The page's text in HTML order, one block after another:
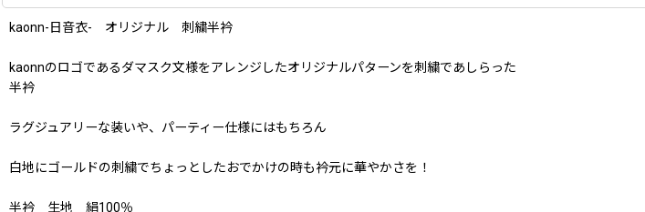
kaonn-日音衣- オリジナル 刺繍半衿
kaonnのロゴであるダマスク文様をアレンジしたオリジナルパターンを刺繍であしらった
半衿
ラグジュアリーな装いや、パーティー仕様にはもちろん
白地にゴールドの刺繍でちょっとしたおでかけの時も衿元に華やかさを！
半衿 生地 絹100％